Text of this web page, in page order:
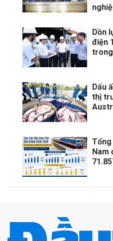
Dồn
điện
Dấu
thị
Nam